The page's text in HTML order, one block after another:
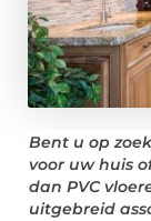
Bent u op
voor uw huis
dan PVC
uitgebreid